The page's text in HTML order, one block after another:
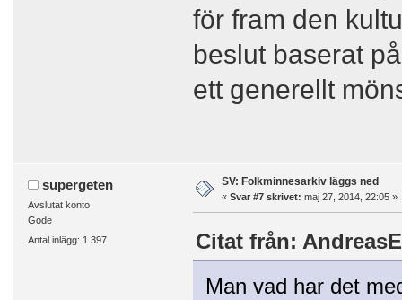
för fram den
beslut baserat
ett generellt
supergeten
Avslutat konto
Gode
Antal inlägg: 1 397
SV: Folkminnesarkiv läggs ned
« Svar #7 skrivet: maj 27, 2014, 22:05 »
Citat från:
Man vad har det